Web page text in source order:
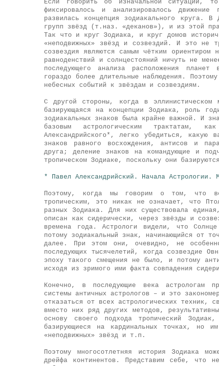
Если говорить об изначальной ситуации,
фиксировалось и анализировалось
развилась концепция зодиакального круга.
групп звёзд (т.наз. «деканов»), и из этой
Так что и круг Зодиака, и круг домов
«неподвижных» звёзд и созвездий. И это не
созвездия являются самым чётким
равноденствий и солнцестояний ничуть не
последующего анализа расположения
гораздо более длительные наблюдения.
небесных событий к звёздам и созвездиям.
С другой стороны, когда в эллинистическом
базирующаяся на концепции Зодиака, роль
зодиакальных знаков была крайне важной. И
базовым астрологическим трактатам,
Александрийского*, легко убедиться, какую
знаков равного восхождения, антисов и
друга; деление знаков на командующие и
тропическом Зодиаке, поскольку они
* Павел Александрийский. Начала
Поэтому, когда мы говорим о том, что
тропическим, это никак не означает, что
разных Зодиака. Для них существовала
описан как сидерически, через звёзды и
времена года. Астрологи видели, что
потому зодиакальный знак, начинающийся от
далее. При этом они, очевидно, не
последующих тысячелетий, когда созвездие
эпоху такого смещения не было, и потому
исходя из зримого ими факта совпадения
Конечно, в последующие века астрологам
системы античных астрологов – и это
отказаться от всех астрологических техник,
вместо них ряд других методов,
основу своего подхода тропический
базирующиеся на кардинальных точках, но
«неподвижных» звёзд и т.п.
Поэтому многосотлетняя история Зодиака
дрейфа континентов. Представим себе, что